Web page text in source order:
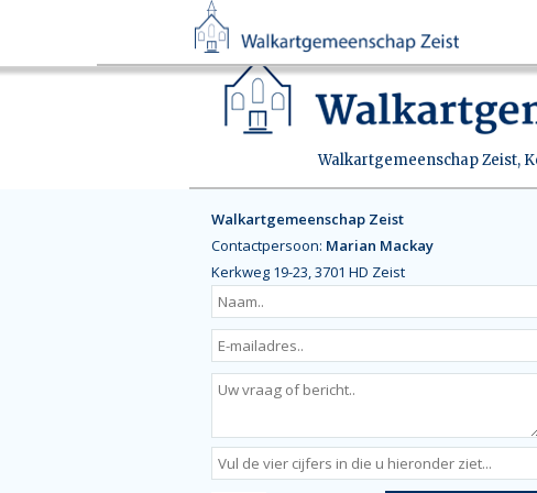
Walkartgemeenschap Zeist,
Walkartgemeenschap Zeist
Contactpersoon: Marian Mackay
Kerkweg 19-23, 3701 HD Zeist